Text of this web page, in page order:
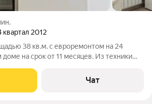
квартал 2012
38 кв.м. с евроремонтом на 24
на срок от 11 месяцев. Из техники
на улицу.
Чат